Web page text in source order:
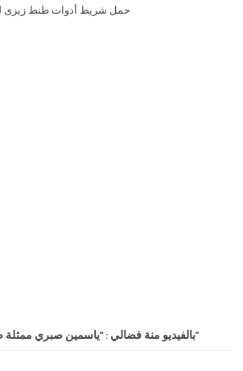
بالفيديو منة فضالي : “ياسمين صبري ممثلة ضعيفة وبتشتري الشهرة”